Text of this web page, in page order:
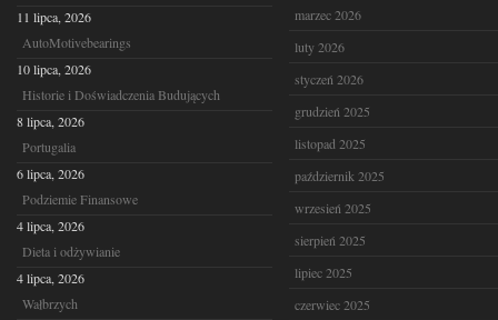
11 lipca, 2026
AutoMotivebearings
10 lipca, 2026
Historie i Doświadczenia Budujących
8 lipca, 2026
Portugalia
6 lipca, 2026
Podziemie Finansowe
4 lipca, 2026
Dieta i odżywianie
4 lipca, 2026
Wałbrzych
marzec 2026
luty 2026
styczeń 2026
grudzień 2025
listopad 2025
październik 2025
wrzesień 2025
sierpień 2025
lipiec 2025
czerwiec 2025